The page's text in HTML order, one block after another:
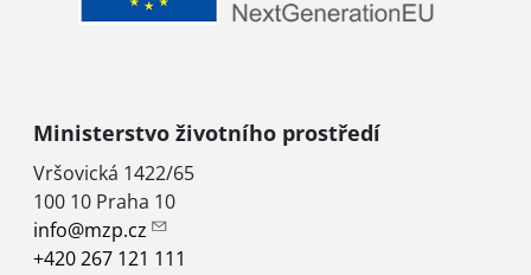
Ministerstvo životního prostředí
Vršovická 1422/65
100 10 Praha 10
info@mzp.cz
+420 267 121 111